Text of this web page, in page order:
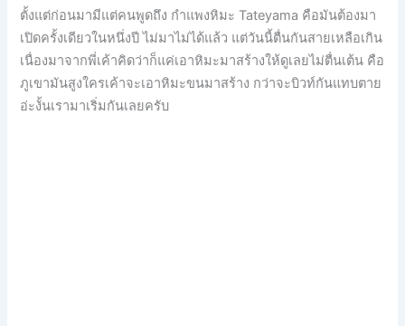
ตั้งแต่ก่อนมามีแต่คนพูดถึง กำแพงหิมะ Tateyama คือมันต้องมา
เปิดครั้งเดียวในหนึ่งปี ไม่มาไม่ได้แล้ว แต่วันนี้ตื่นกันสายเหลือเกิน
เนื่องมาจากพี่เค้าคิดว่าก็แค่เอาหิมะมาสร้างให้ดูเลยไม่ตื่นเต้น คือ
ภูเขามันสูงใครเค้าจะเอาหิมะขนมาสร้าง กว่าจะบิวท์กันแทบตาย
อ่ะงั้นเรามาเริ่มกันเลยครับ